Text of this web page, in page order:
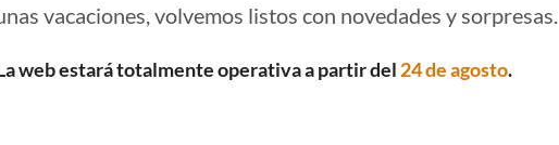
vacaciones, volvemos listos con novedades y sorpresas.
web estará totalmente operativa a partir del 24 de agosto.